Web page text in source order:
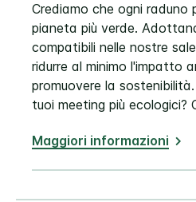
Crediamo che ogni raduno
pianeta più verde.
compatibili nelle nostre
ridurre al minimo l'impatto
promuovere la
tuoi meeting più ecologici?
Maggiori informazioni